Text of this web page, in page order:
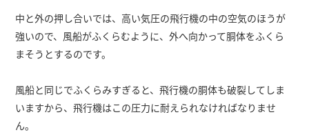
中と外の押し合いでは、高い気圧の飛行機の中の空気のほうが
強いので、風船がふくらむように、外へ向かって胴体をふくら
まそうとするのです。
風船と同じでふくらみすぎると、飛行機の胴体も破裂してしま
いますから、飛行機はこの圧力に耐えられなければなりませ
ん。